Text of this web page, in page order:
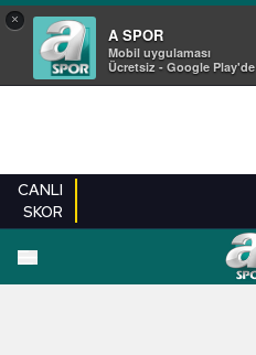
×
A SPOR
Mobil uygulaması
Ücretsiz - Google Play'de
CANLI
SKOR